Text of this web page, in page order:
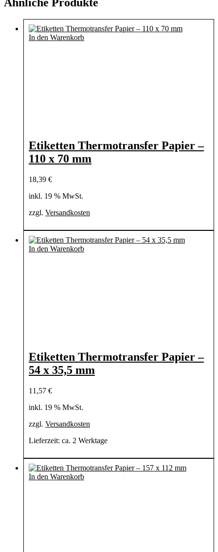
Ähnliche Produkte
In den Warenkorb
Etiketten Thermotransfer Papier –
110 x 70 mm
18,39 €
inkl. 19 % MwSt.
zzgl. Versandkosten
In den Warenkorb
Etiketten Thermotransfer Papier –
54 x 35,5 mm
11,57 €
inkl. 19 % MwSt.
zzgl. Versandkosten
Lieferzeit: ca. 2 Werktage
In den Warenkorb